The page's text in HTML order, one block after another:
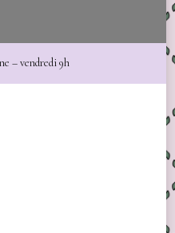
– vendredi 9h